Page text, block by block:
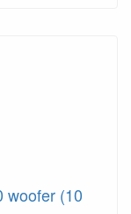
woofer (10